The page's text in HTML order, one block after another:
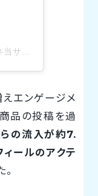
エンゲージメ
品の投稿を過
の流入が約7.
ールのアクテ
。